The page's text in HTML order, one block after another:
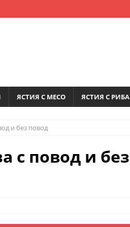
ЯСТИЯ С МЕСО ЯСТИЯ С РИБА
и без повод
с повод и без